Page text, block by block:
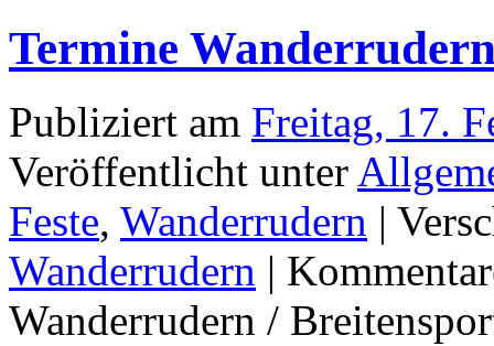
Termine
Publiziert am Freitag, 17.
Veröffentlicht unter
Feste, Wanderrudern |
Wanderrudern |
Wanderrudern /